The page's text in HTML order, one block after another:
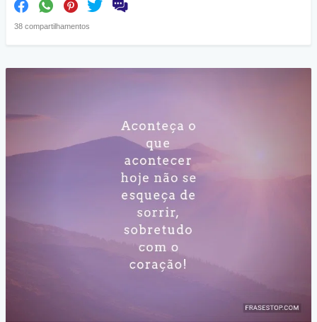
38 compartilhamentos